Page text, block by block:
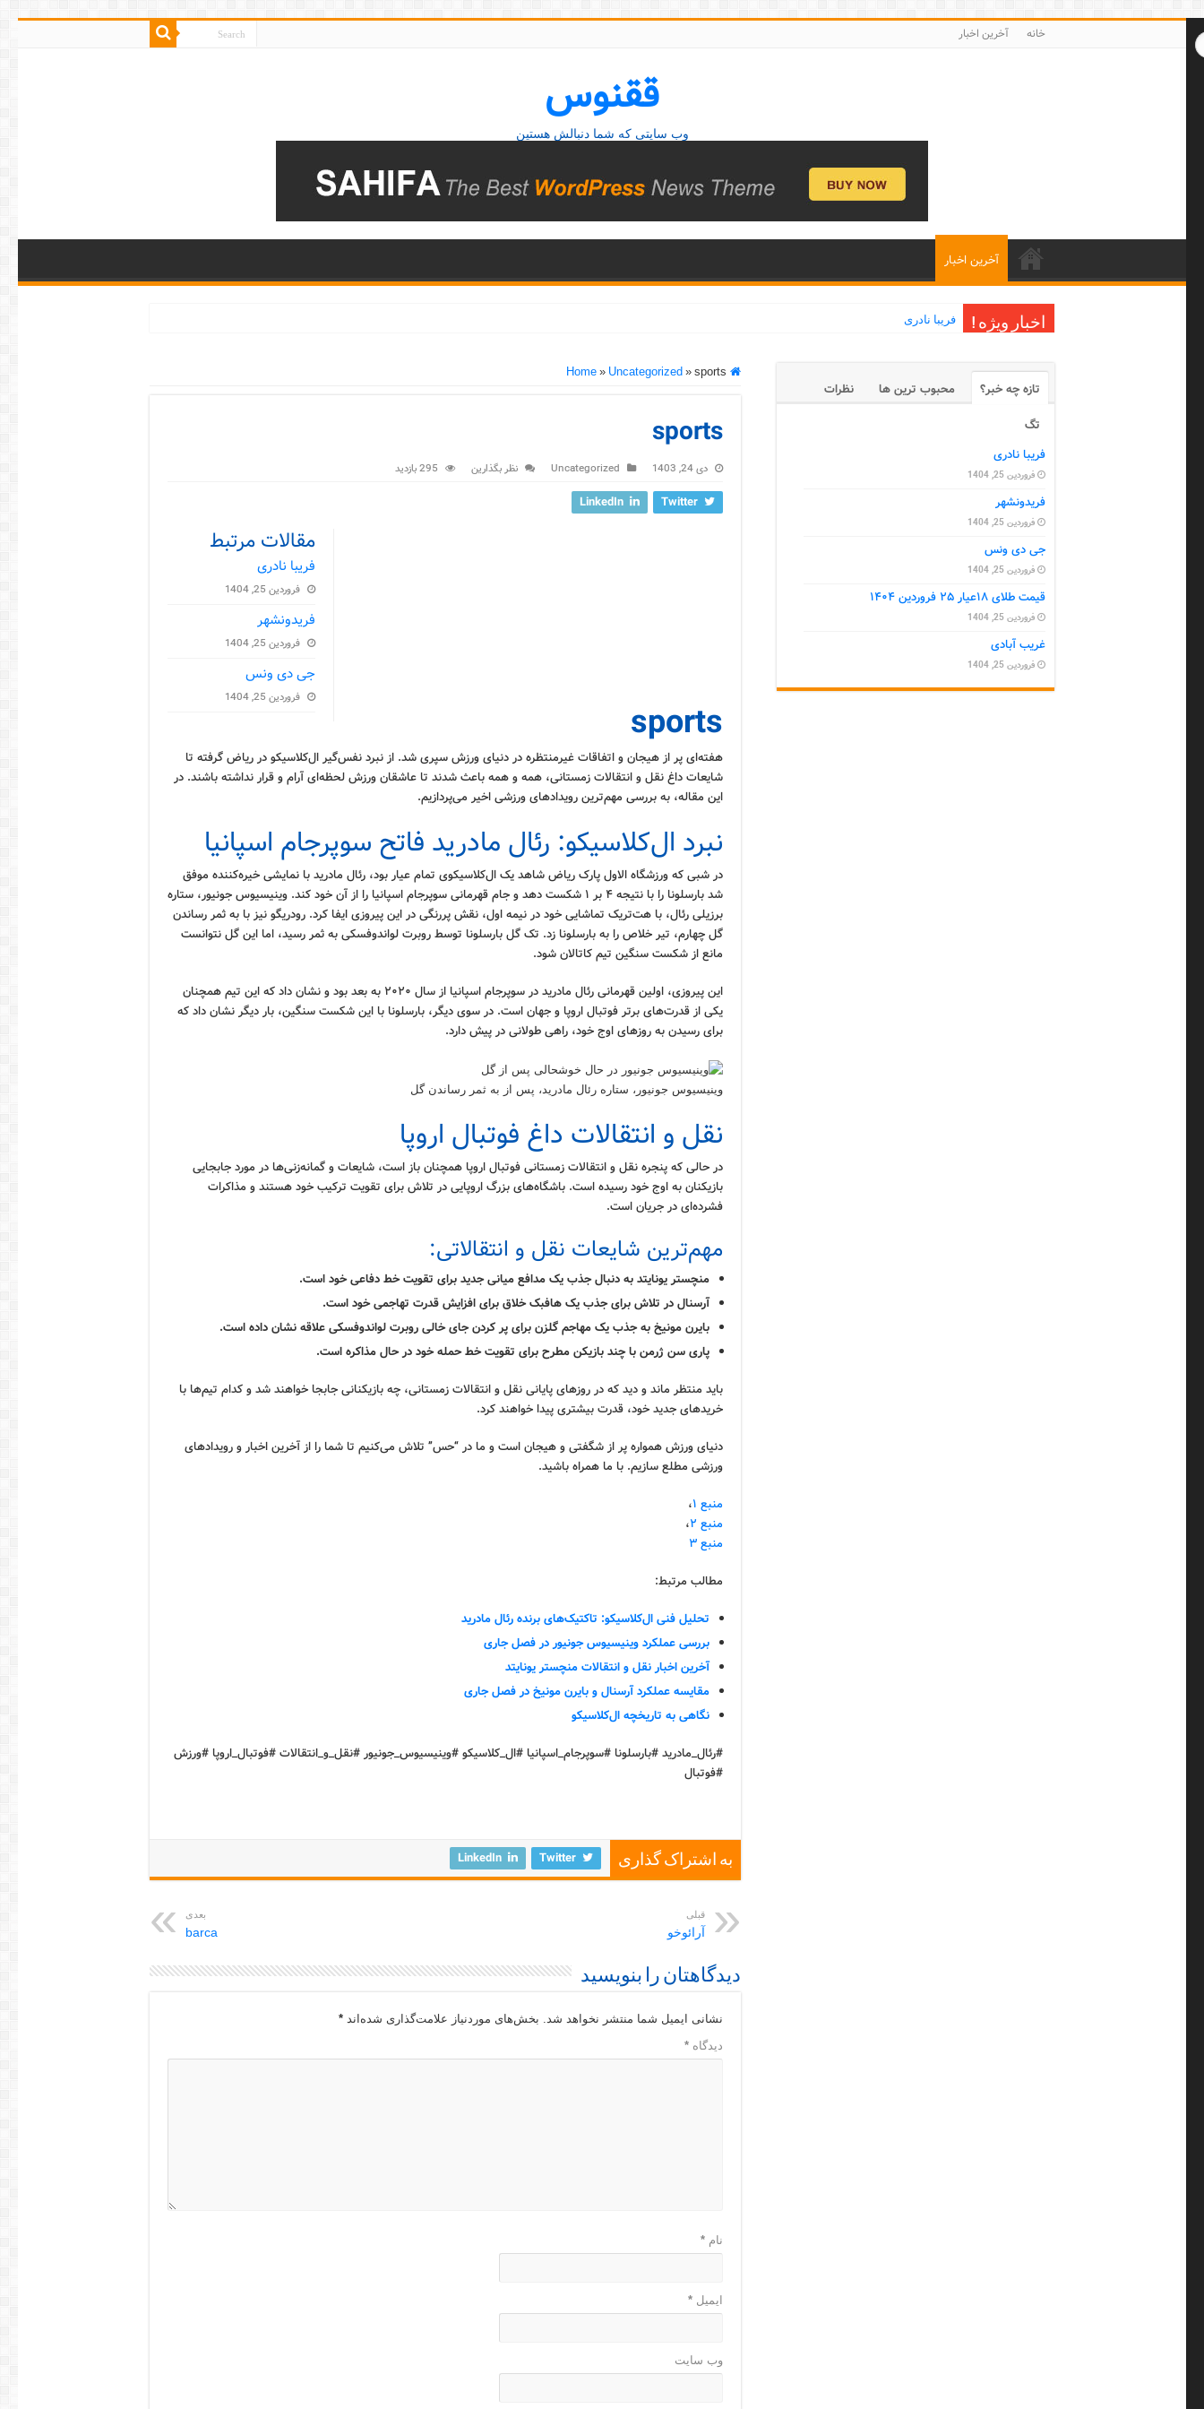
خانه آخرین اخبار
ققنوس
وب سایتی که شما دنبالش هستین
آخرین اخبار
اخبار ویژه ! فریبا نادری
» Uncategorized » sports
sports
دی 24, 1403 Uncategorized نظر بگذارین 295 بازدید
Twitter
LinkedIn
مقالات مرتبط
فریبا نادری
فروردین 25, 1404
فریدونشهر
فروردین 25, 1404
جی دی ونس
فروردین 25, 1404
sports
هفته‌ای پر از هیجان و اتفاقات غیرمنتظره در دنیای ورزش سپری شد. از نبرد نفس‌گیر ال‌کلاسیکو در ریاض گرفته تا
شایعات داغ نقل و انتقالات زمستانی، همه و همه باعث شدند تا عاشقان ورزش لحظه‌ای آرام و قرار نداشته باشند. در
این مقاله، به بررسی مهم‌ترین رویدادهای ورزشی اخیر می‌پردازیم.
نبرد ال‌کلاسیکو: رئال مادرید فاتح سوپرجام اسپانیا
در شبی که ورزشگاه الاول پارک ریاض شاهد یک ال‌کلاسیکوی تمام عیار بود، رئال مادرید با نمایشی خیره‌کننده موفق
شد بارسلونا را با نتیجه ۴ بر ۱ شکست دهد و جام قهرمانی سوپرجام اسپانیا را از آن خود کند. وینیسیوس جونیور، ستاره
برزیلی رئال، با هت‌تریک تماشایی خود در نیمه اول، نقش پررنگی در این پیروزی ایفا کرد. رودریگو نیز با به ثمر رساندن
گل چهارم، تیر خلاص را به بارسلونا زد. تک گل بارسلونا توسط روبرت لواندوفسکی به ثمر رسید، اما این گل نتوانست
مانع از شکست سنگین تیم کاتالان شود.
این پیروزی، اولین قهرمانی رئال مادرید در سوپرجام اسپانیا از سال ۲۰۲۰ به بعد بود و نشان داد که این تیم همچنان
یکی از قدرت‌های برتر فوتبال اروپا و جهان است. در سوی دیگر، بارسلونا با این شکست سنگین، بار دیگر نشان داد که
برای رسیدن به روزهای اوج خود، راهی طولانی در پیش دارد.
وینیسیوس جونیور، ستاره رئال مادرید، پس از به ثمر رساندن گل
نقل و انتقالات داغ فوتبال اروپا
در حالی که پنجره نقل و انتقالات زمستانی فوتبال اروپا همچنان باز است، شایعات و گمانه‌زنی‌ها در مورد جابجایی
بازیکنان به اوج خود رسیده است. باشگاه‌های بزرگ اروپایی در تلاش برای تقویت ترکیب خود هستند و مذاکرات
فشرده‌ای در جریان است.
مهم‌ترین شایعات نقل و انتقالاتی:
منچستر یونایتد به دنبال جذب یک مدافع میانی جدید برای تقویت خط دفاعی خود است.
آرسنال در تلاش برای جذب یک هافبک خلاق برای افزایش قدرت تهاجمی خود است.
بایرن مونیخ به جذب یک مهاجم گلزن برای پر کردن جای خالی روبرت لواندوفسکی علاقه نشان داده است.
پاری سن ژرمن با چند بازیکن مطرح برای تقویت خط حمله خود در حال مذاکره است.
باید منتظر ماند و دید که در روزهای پایانی نقل و انتقالات زمستانی، چه بازیکنانی جابجا خواهند شد و کدام تیم‌ها با
خریدهای جدید خود، قدرت بیشتری پیدا خواهند کرد.
دنیای ورزش همواره پر از شگفتی و هیجان است و ما در “حس” تلاش می‌کنیم تا شما را از آخرین اخبار و رویدادهای
ورزشی مطلع سازیم. با ما همراه باشید.
منبع ۱ ،
منبع ۲
،
منبع ۳
مطالب مرتبط:
تحلیل فنی ال‌کلاسیکو: تاکتیک‌های برنده رئال مادرید
بررسی عملکرد وینیسیوس جونیور در فصل جاری
آخرین اخبار نقل و انتقالات منچستر یونایتد
مقایسه عملکرد آرسنال و بایرن مونیخ در فصل جاری
نگاهی به تاریخچه ال‌کلاسیکو
#رئال_مادرید #بارسلونا #سوپرجام_اسپانیا #ال_کلاسیکو #وینیسیوس_جونیور #نقل_و_انتقالات #فوتبال_اروپا #ورزش
#فوتبال
به اشتراک گذاری Twitter
LinkedIn
قبلی
آرائوخو
بعدی
barca
دیدگاهتان را بنویسید
نشانی ایمیل شما منتشر نخواهد شد. بخش‌های موردنیاز علامت‌گذاری شده‌اند *
دیدگاه *
نام *
ایمیل *
وب‌ سایت
تازه چه خبر؟ محبوب ترین ها
نظرات
تگ
فریبا نادری
فروردین 25, 1404
فریدونشهر
فروردین 25, 1404
جی دی ونس
فروردین 25, 1404
قیمت طلای ۱۸عیار ۲۵ فروردین ۱۴۰۴
فروردین 25, 1404
غریب آبادی
فروردین 25, 1404